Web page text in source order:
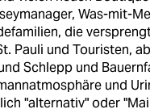
Was-mit-
die
Pauli und Touristen,
Schlepp und
und
"alternativ" oder